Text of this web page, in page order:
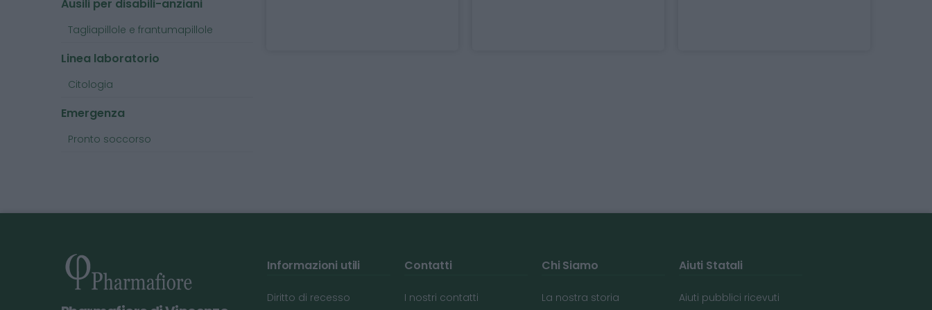
Ausili per disabili-anziani
Tagliapillole e frantumapillole
Linea laboratorio
Citologia
Emergenza
Pronto soccorso
Informazioni utili
Diritto di recesso
Contatti
I nostri contatti
Chi Siamo
La nostra storia
Aiuti Statali
Aiuti pubblici ricevuti